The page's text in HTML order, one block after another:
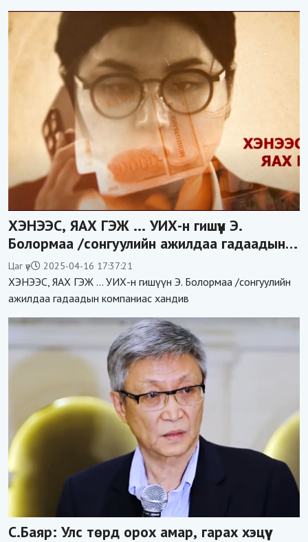
ХЭНЭЭС, ЯАХ ГЭЖ ... УИХ-н гишүүн Э.
Болормаа /сонгуулийн ажилдаа гадаадын
компаниас хандив авсан уу/
Цаг үе 2025-04-16 17:37:21
ХЭНЭЭС, ЯАХ ГЭЖ ... УИХ-н гишүүн Э. Болормаа /сонгуулийн
ажилдаа гадаадын компаниас хандив
С.Баяр: Улс төрд орох амар, гарах хэцүү